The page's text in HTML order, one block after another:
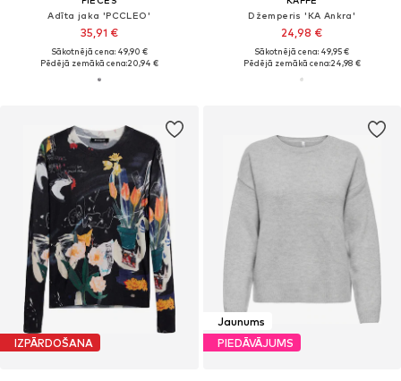
Adīta jaka 'PCCLEO'
35,91 €
Sākotnējā cena: 49,90 €
Pēdējā zemākā cena:20,94 €
Džemperis 'KA Ankra'
24,98 €
Sākotnējā cena: 49,95 €
Pēdējā zemākā cena:24,98 €
IZPĀRDOŠANA
Jaunums
PIEDĀVĀJUMS